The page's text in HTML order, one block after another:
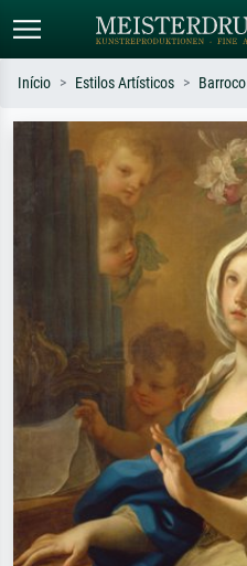
Pesquisa padrão
Pesquise por artista, título ou estilo –
ex: Monet, Noite Estrelada,
impressionismo, onda de Hokusai, nu.
Início Estilos Artísticos Barroco